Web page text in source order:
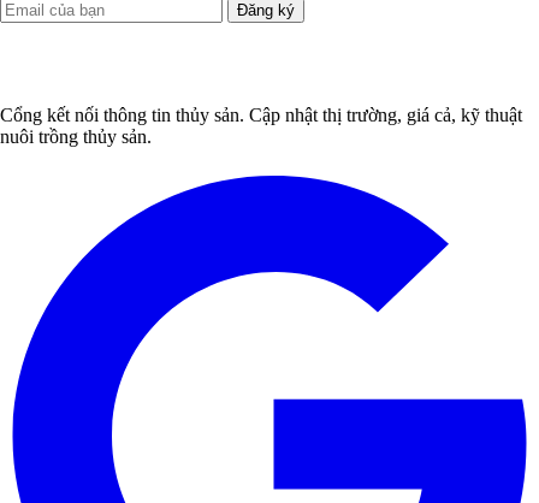
Đăng ký
Cổng kết nối thông tin thủy sản. Cập nhật thị trường, giá cả, kỹ thuật
nuôi trồng thủy sản.